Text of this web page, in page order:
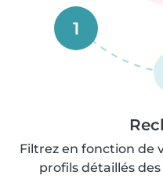
1
Filtrez en fonction de
profils détaillés